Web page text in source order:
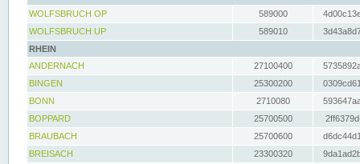
WOLFSBRUCH OP
589000
WOLFSBRUCH UP
589010
RHEIN
ANDERNACH
27100400
BINGEN
25300200
BONN
2710080
BOPPARD
25700500
BRAUBACH
25700600
BREISACH
23300320